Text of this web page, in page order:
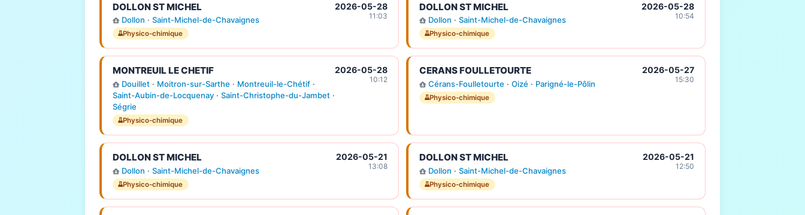
DOLLON ST MICHEL
Dollon · Saint-Michel-de-Chavaignes
Physico-chimique
2026-05-28
11:03
DOLLON ST MICHEL
Dollon · Saint-Michel-de-Chavaignes
Physico-chimique
2026-05-28
10:54
MONTREUIL LE CHETIF
Douillet· Moitron-sur-Sarthe · Montreuil-le-Chétif·
Saint-Aubin-de-Locquenay· Saint-Christophe-du-Jambet·
Ségrie
Physico-chimique
2026-05-28
10:12
CERANS FOULLETOURTE
Cérans-Foulletourte · Oizé · Parigné-le-Pôlin
Physico-chimique
2026-05-27
15:30
DOLLON ST MICHEL
Dollon · Saint-Michel-de-Chavaignes
Physico-chimique
2026-05-21
13:08
DOLLON ST MICHEL
Dollon · Saint-Michel-de-Chavaignes
Physico-chimique
2026-05-21
12:50